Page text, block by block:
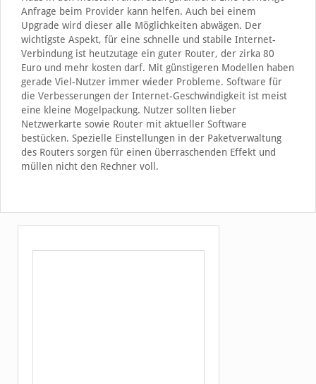
Anfrage beim Provider kann helfen. Auch bei einem
Upgrade wird dieser alle Möglichkeiten abwägen. Der
wichtigste Aspekt, für eine schnelle und stabile Internet-
Verbindung ist heutzutage ein guter Router, der zirka 80
Euro und mehr kosten darf. Mit günstigeren Modellen haben
gerade Viel-Nutzer immer wieder Probleme. Software für
die Verbesserungen der Internet-Geschwindigkeit ist meist
eine kleine Mogelpackung. Nutzer sollten lieber
Netzwerkarte sowie Router mit aktueller Software
bestücken. Spezielle Einstellungen in der Paketverwaltung
des Routers sorgen für einen überraschenden Effekt und
müllen nicht den Rechner voll.